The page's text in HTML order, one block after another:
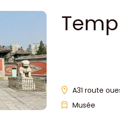
A31 route
Musée